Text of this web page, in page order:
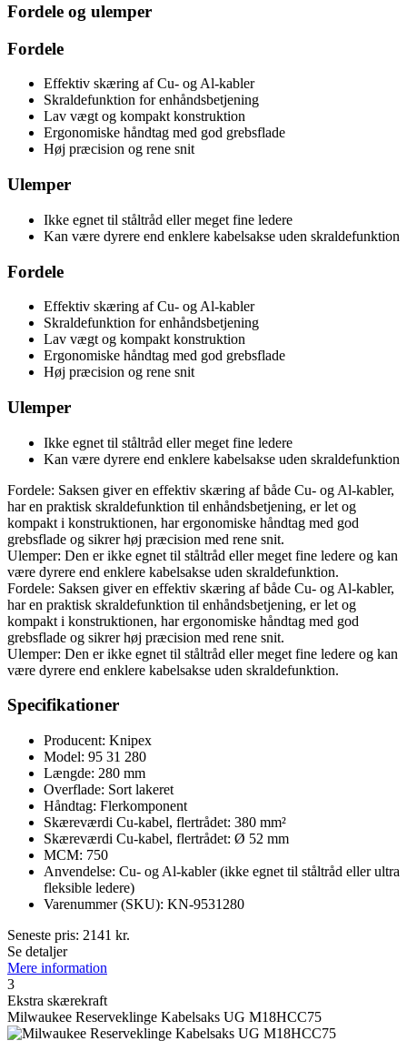
Fordele og ulemper
Fordele
Effektiv skæring af Cu- og Al-kabler
Skraldefunktion for enhåndsbetjening
Lav vægt og kompakt konstruktion
Ergonomiske håndtag med god grebsflade
Høj præcision og rene snit
Ulemper
Ikke egnet til ståltråd eller meget fine ledere
Kan være dyrere end enklere kabelsakse uden skraldefunktion
Fordele
Effektiv skæring af Cu- og Al-kabler
Skraldefunktion for enhåndsbetjening
Lav vægt og kompakt konstruktion
Ergonomiske håndtag med god grebsflade
Høj præcision og rene snit
Ulemper
Ikke egnet til ståltråd eller meget fine ledere
Kan være dyrere end enklere kabelsakse uden skraldefunktion
Fordele: Saksen giver en effektiv skæring af både Cu- og Al-kabler,
har en praktisk skraldefunktion til enhåndsbetjening, er let og
kompakt i konstruktionen, har ergonomiske håndtag med god
grebsflade og sikrer høj præcision med rene snit.
Ulemper: Den er ikke egnet til ståltråd eller meget fine ledere og kan
være dyrere end enklere kabelsakse uden skraldefunktion.
Fordele: Saksen giver en effektiv skæring af både Cu- og Al-kabler,
har en praktisk skraldefunktion til enhåndsbetjening, er let og
kompakt i konstruktionen, har ergonomiske håndtag med god
grebsflade og sikrer høj præcision med rene snit.
Ulemper: Den er ikke egnet til ståltråd eller meget fine ledere og kan
være dyrere end enklere kabelsakse uden skraldefunktion.
Specifikationer
Producent: Knipex
Model: 95 31 280
Længde: 280 mm
Overflade: Sort lakeret
Håndtag: Flerkomponent
Skæreværdi Cu-kabel, flertrådet: 380 mm²
Skæreværdi Cu-kabel, flertrådet: Ø 52 mm
MCM: 750
Anvendelse: Cu- og Al-kabler (ikke egnet til ståltråd eller ultra
fleksible ledere)
Varenummer (SKU): KN-9531280
Seneste pris: 2141 kr.
Se detaljer
Mere information
3
Ekstra skærekraft
Milwaukee Reserveklinge Kabelsaks UG M18HCC75